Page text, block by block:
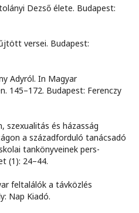
Dezső élete. Budapest:
versei. Budapest:
Adyról. In Magyar
145–172. Budapest: Ferenczy
szexualitás és házasság
a századforduló tanácsadó
tankönyveinek pers-
(1): 24–44.
feltalálók a távközlés
Nap Kiadó.